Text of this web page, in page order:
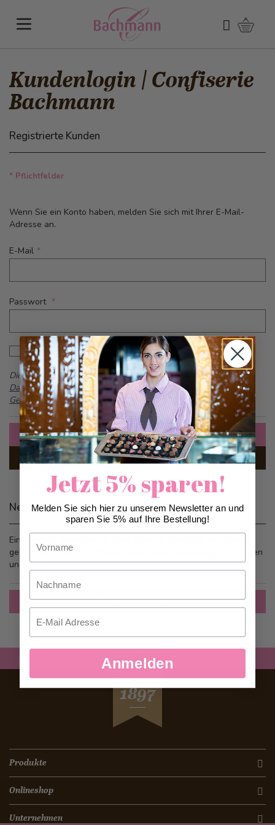
Suchen
Kundenlogin | Confiserie
Bachmann
Registrierte Kunden
* Pflichtfelder
Wenn Sie ein Konto haben, melden Sie sich mit Ihrer E-Mail-
Adresse an.
E-Mail
Passwort
Passwort anzeigen
Dieses Formular ist durch reCAPTCHA geschützt -Google
Datenschutzbestimmungenund
Allgemeine
Geschäftsbedingungen
Anmelden
Passwort vergessen?
Neue Kunden
Ein Konto zu erstellen hat viele Vorteile: schneller zur Kasse
gehen, mehr als eine Adresse speichern, Bestellungen verfolgen
und mehr.
Ein Konto erstellen
SEIT
1897
Produkte
Onlineshop
Unternehmen
Jetzt 5% sparen!
Melden Sie sich hier zu unserem Newsletter an und
sparen Sie 5% auf Ihre Bestellung!
Nachname
Email
Anmelden